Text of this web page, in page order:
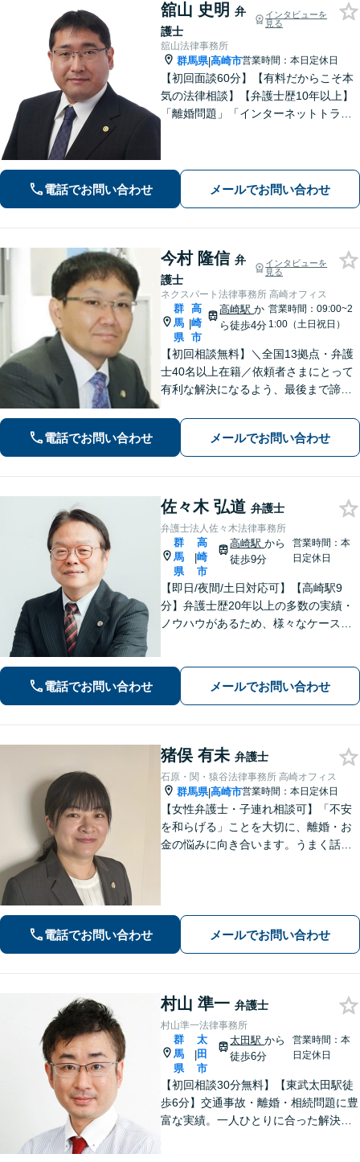
舘山 史明 弁
護士
インタビューを
見る
舘山法律事務所
群馬県|高崎市営業時間：本日定休日
【初回面談60分】【有料だからこそ本
気の法律相談】【弁護士歴10年以上】
「離婚問題」「インターネットトラブ
を展開します【高崎駅徒歩15分】
電話でお問い合わせ メールでお問い合わせ
今村 隆信 弁
護士
インタビューを
見る
ネクスパート法律事務所 高崎オフィス
群
馬
県
|
高
崎
市
高崎駅か
ら徒歩4分
営業時間：09:00~2
1:00（土日祝日）
【初回相談無料】＼全国13拠点・弁護
士40名以上在籍／依頼者さまにとって
有利な解決になるよう、最後まで諦め
題/相続/交通事故/刑事事件など、ご相
談ください【夜間・休日対応】
電話でお問い合わせ メールでお問い合わせ
佐々木 弘道 弁護士
弁護士法人佐々木法律事務所
群
馬
県
|
高
崎
市
高崎駅から
徒歩9分
営業時間：本
日定休日
【即日/夜間/土日対応可】【高崎駅9
分】弁護士歴20年以上の多数の実績・
ノウハウがあるため、様々なケースで
験・ノウハウを活かして共同して取り
組んでいきます。
電話でお問い合わせ メールでお問い合わせ
猪俣 有未 弁護士
石原・関・猿谷法律事務所 高崎オフィス
群馬県|高崎市営業時間：本日定休日
【女性弁護士・子連れ相談可】「不安
を和らげる」ことを大切に、離婚・お
金の悩みに向き合います。うまく話せ
電話でお問い合わせ メールでお問い合わせ
村山 準一 弁護士
村山準一法律事務所
群
馬
県
|
太
田
市
太田駅から
徒歩6分
営業時間：本
日定休日
【初回相談30分無料】【東武太田駅徒
歩6分】交通事故・離婚・相続問題に豊
富な実績。一人ひとりに合った解決方